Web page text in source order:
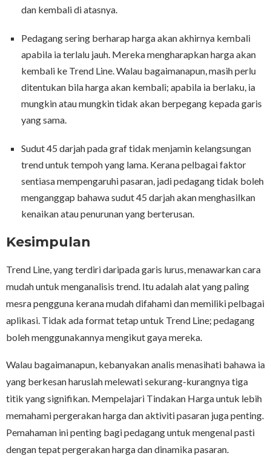
dan kembali di atasnya.
Pedagang sering berharap harga akan akhirnya kembali
apabila ia terlalu jauh. Mereka mengharapkan harga akan
kembali ke Trend Line. Walau bagaimanapun, masih perlu
ditentukan bila harga akan kembali; apabila ia berlaku, ia
mungkin atau mungkin tidak akan berpegang kepada garis
yang sama.
Sudut 45 darjah pada graf tidak menjamin kelangsungan
trend untuk tempoh yang lama. Kerana pelbagai faktor
sentiasa mempengaruhi pasaran, jadi pedagang tidak boleh
menganggap bahawa sudut 45 darjah akan menghasilkan
kenaikan atau penurunan yang berterusan.
Kesimpulan
Trend Line, yang terdiri daripada garis lurus, menawarkan cara
mudah untuk menganalisis trend. Itu adalah alat yang paling
mesra pengguna kerana mudah difahami dan memiliki pelbagai
aplikasi. Tidak ada format tetap untuk Trend Line; pedagang
boleh menggunakannya mengikut gaya mereka.
Walau bagaimanapun, kebanyakan analis menasihati bahawa ia
yang berkesan haruslah melewati sekurang-kurangnya tiga
titik yang signifikan. Mempelajari Tindakan Harga untuk lebih
memahami pergerakan harga dan aktiviti pasaran juga penting.
Pemahaman ini penting bagi pedagang untuk mengenal pasti
dengan tepat pergerakan harga dan dinamika pasaran.